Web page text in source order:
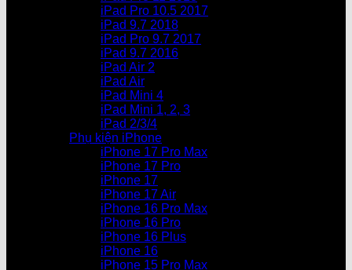
iPad Pro 10.5 2017
iPad 9.7 2018
iPad Pro 9.7 2017
iPad 9.7 2016
iPad Air 2
iPad Air
iPad Mini 4
iPad Mini 1, 2, 3
iPad 2/3/4
Phụ kiện iPhone
iPhone 17 Pro Max
iPhone 17 Pro
iPhone 17
iPhone 17 Air
iPhone 16 Pro Max
iPhone 16 Pro
iPhone 16 Plus
iPhone 16
iPhone 15 Pro Max